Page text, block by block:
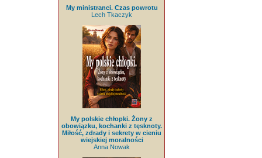
My ministranci. Czas powrotu
Lech Tkaczyk
My polskie chłopki. Żony z
obowiązku, kochanki z tęsknoty.
Miłość, zdrady i sekrety w cieniu
wiejskiej moralności
Anna Nowak